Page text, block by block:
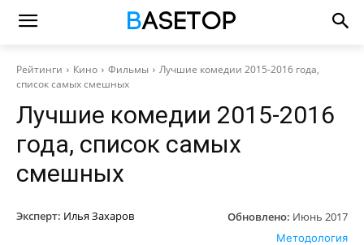
Рейтинги Кино Фильмы
Лучшие комедии 2015-2016 года,
список самых смешных
Лучшие комедии 2015-2016
года, список самых
смешных
Эксперт: Илья Захаров Обновлено: Июнь 2017
Методология